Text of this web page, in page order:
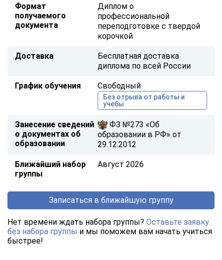
Формат
получаемого
документа
Диплом о
профессиональной
переподготовке с твердой
корочкой
Доставка
Бесплатная доставка
диплома по всей России
График обучения Свободный
Без отрыва от работы и
учебы
Занесение сведений
о документах об
образовании
ФЗ №273 «Об
образовании в РФ» от
29.12.2012
Ближайший набор
группы
Август 2026
Записаться в ближайшую группу
Нет времени ждать набора группы? Оставьте заявку
без набора группы и мы поможем вам начать учиться
быстрее!